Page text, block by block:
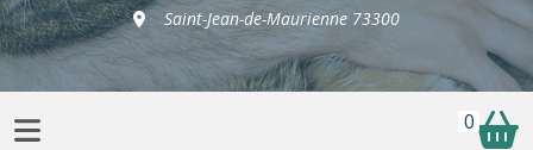
Saint-Jean-de-Maurienne 73300
0